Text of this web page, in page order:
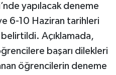
yapılacak deneme
6-10 Haziran tarihleri
Açıklamada,
başarı dilekleri
öğrencilerin deneme